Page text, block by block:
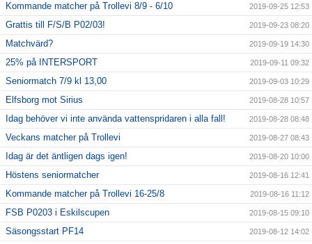
Kommande matcher på Trollevi 8/9 - 6/10 2019-09-25 12:53
Grattis till F/S/B P02/03! 2019-09-23 08:20
Matchvärd? 2019-09-19 14:30
25% på INTERSPORT 2019-09-11 09:32
Seniormatch 7/9 kl 13,00 2019-09-03 10:29
Elfsborg mot Sirius 2019-08-28 10:57
Idag behöver vi inte använda vattenspridaren i alla fall! 2019-08-28 08:48
Veckans matcher på Trollevi 2019-08-27 08:43
Idag är det äntligen dags igen! 2019-08-20 10:00
Höstens seniormatcher 2019-08-16 12:41
Kommande matcher på Trollevi 16-25/8 2019-08-16 11:12
FSB P0203 i Eskilscupen 2019-08-15 09:10
Säsongsstart PF14 2019-08-12 14:02